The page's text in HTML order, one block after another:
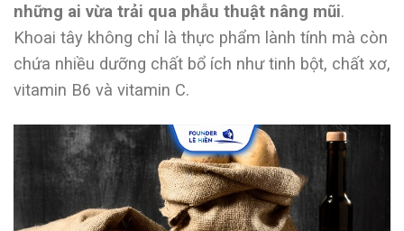
những ai vừa trải qua phẫu thuật nâng mũi.
Khoai tây không chỉ là thực phẩm lành tính mà còn
chứa nhiều dưỡng chất bổ ích như tinh bột, chất xơ,
vitamin B6 và vitamin C.